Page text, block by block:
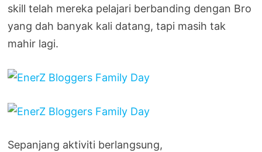
skill telah mereka pelajari berbanding dengan Bro
yang dah banyak kali datang, tapi masih tak
mahir lagi.
Sepanjang aktiviti berlangsung,